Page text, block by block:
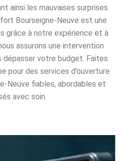
ainsi les mauvaises surprises.
Bourseigne-Neuve est une
grâce à notre expérience et à
assurons une intervention
votre budget. Faites
pour des services d’ouverture
Neuve fiables, abordables et
avec soin.